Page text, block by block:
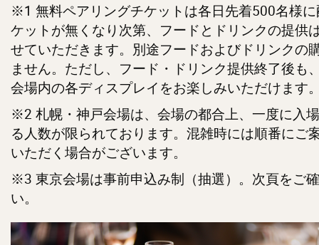
※1 無料ペアリングチケットは各日先着500名様
ケットが無くなり次第、フードとドリンクの提供
せていただきます。別途フードおよびドリンクの
ません。ただし、フード・ドリンク提供終了後も
会場内の各ディスプレイをお楽しみいただけます
※2 札幌・神戸会場は、会場の都合上、一度に入
る人数が限られております。混雑時には順番にご
いただく場合がございます。
※3 東京会場は事前申込み制（抽選）。次頁をご
い。